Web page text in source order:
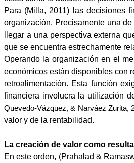
Para (Milla, 2011) las decisiones
organización. Precisamente una
llegar a una perspectiva externa
que se encuentra estrechamente
Operando la organización en el
económicos están disponibles con
retroalimentación. Esta función
financiera involucra la utilización
Quevedo-Vázquez, & Narváez Zurita,
valor y de la rentabilidad.
La creación de valor como
En este orden, (Prahalad &